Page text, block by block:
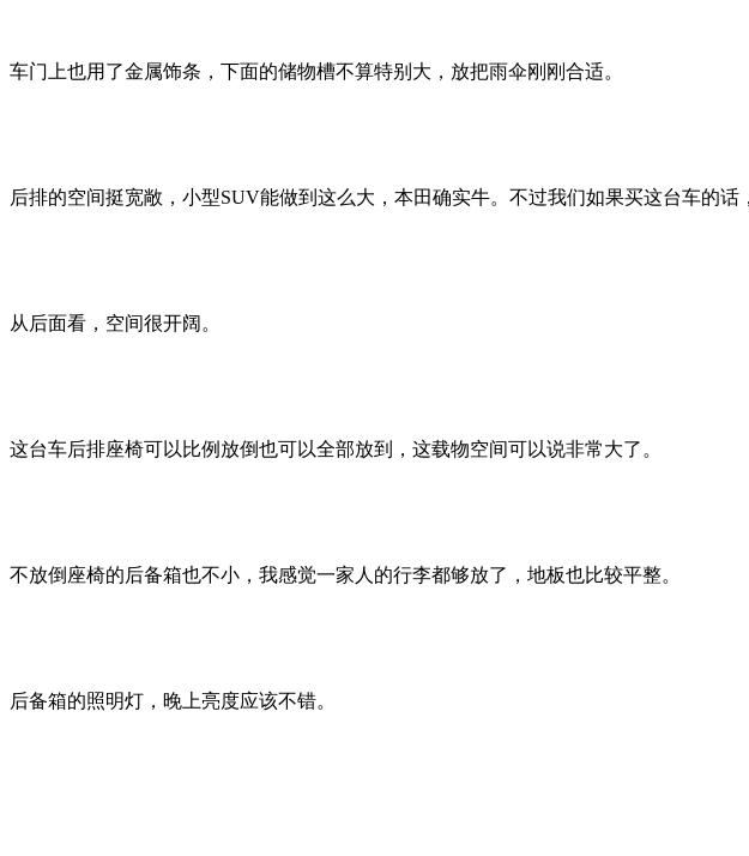
车门上也用了金属饰条，下面的储物槽不算特别大，放把雨伞刚刚合适。
后排的空间挺宽敞，小型SUV能做到这么大，本田确实牛。不过我们如果买这台车的
从后面看，空间很开阔。
这台车后排座椅可以比例放倒也可以全部放到，这载物空间可以说非常大了。
不放倒座椅的后备箱也不小，我感觉一家人的行李都够放了，地板也比较平整。
后备箱的照明灯，晚上亮度应该不错。